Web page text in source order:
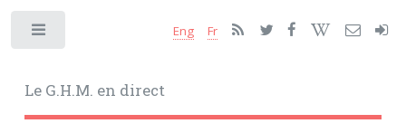
Le G.H.M. en direct
Eng Fr